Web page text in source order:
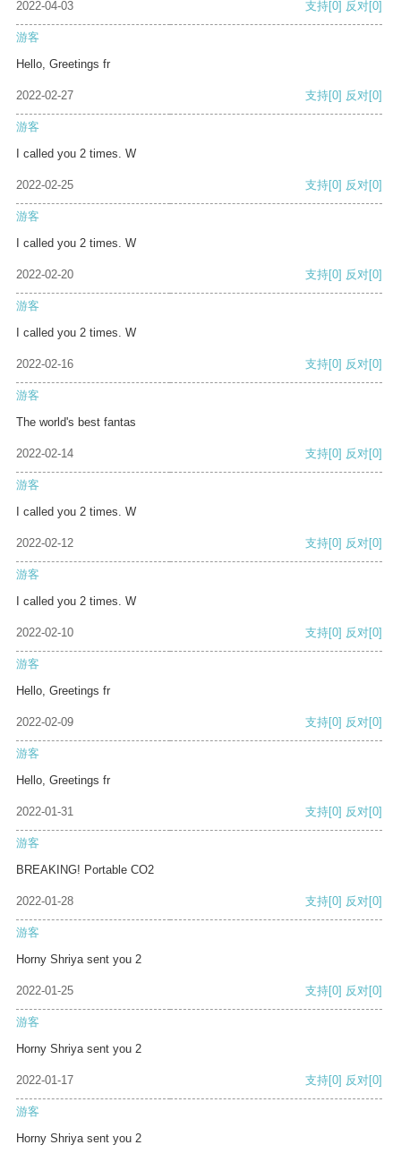
2022-04-03 支持[0] 反对[0]
游客
Hello, Greetings fr
2022-02-27 支持[0] 反对[0]
游客
I called you 2 times. W
2022-02-25 支持[0] 反对[0]
游客
I called you 2 times. W
2022-02-20 支持[0] 反对[0]
游客
I called you 2 times. W
2022-02-16 支持[0] 反对[0]
游客
The world's best fantas
2022-02-14 支持[0] 反对[0]
游客
I called you 2 times. W
2022-02-12 支持[0] 反对[0]
游客
I called you 2 times. W
2022-02-10 支持[0] 反对[0]
游客
Hello, Greetings fr
2022-02-09 支持[0] 反对[0]
游客
Hello, Greetings fr
2022-01-31 支持[0] 反对[0]
游客
BREAKING! Portable CO2
2022-01-28 支持[0] 反对[0]
游客
Horny Shriya sent you 2
2022-01-25 支持[0] 反对[0]
游客
Horny Shriya sent you 2
2022-01-17 支持[0] 反对[0]
游客
Horny Shriya sent you 2